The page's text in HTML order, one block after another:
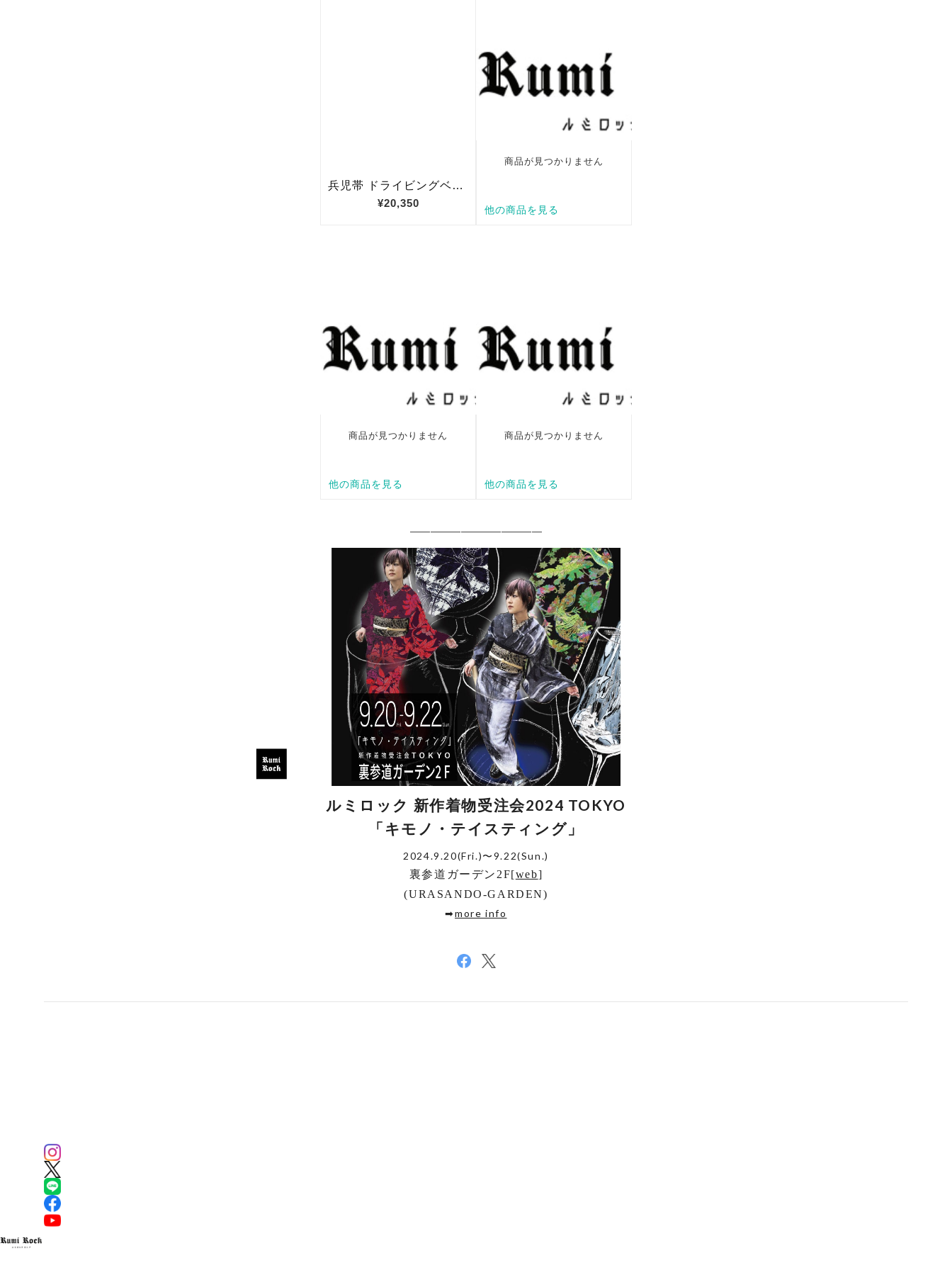
━━━━━━━━━━━━━
ルミロック 新作着物受注会2024 TOKYO
「キモノ・テイスティング」
2024.9.20(Fri.)〜9.22(Sun.)
裏参道ガーデン2F[web]
(URASANDO-GARDEN)
➡more info